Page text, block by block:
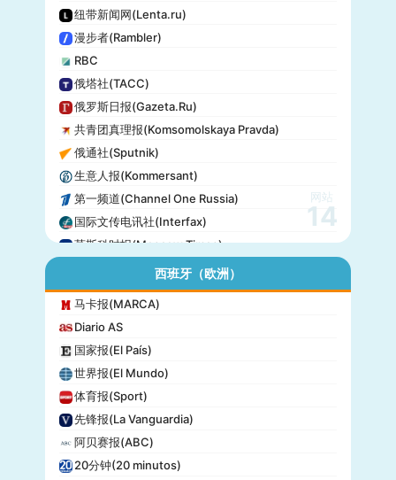
纽带新闻网(Lenta.ru)
漫步者(Rambler)
RBC
俄塔社(TACC)
俄罗斯日报(Gazeta.Ru)
共青团真理报(Komsomolskaya Pravda)
俄通社(Sputnik)
生意人报(Kommersant)
第一频道(Channel One Russia)
国际文传电讯社(Interfax)
莫斯科时报(Moscow Times)
网站
14
西班牙（欧洲）
马卡报(MARCA)
Diario AS
国家报(El País)
世界报(El Mundo)
体育报(Sport)
先锋报(La Vanguardia)
阿贝赛报(ABC)
20分钟(20 minutos)